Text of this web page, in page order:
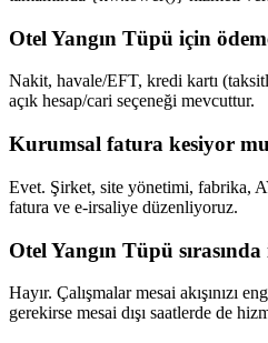
Otel Yangın Tüpü için
Nakit, havale/EFT, kredi kartı
açık hesap/cari seçeneği mevcuttur.
Kurumsal fatura kesiyor
Evet. Şirket, site yönetimi, fabrika,
fatura ve e-irsaliye düzenliyoruz.
Otel Yangın Tüpü
Hayır. Çalışmalar mesai akışınızı
gerekirse mesai dışı saatlerde de